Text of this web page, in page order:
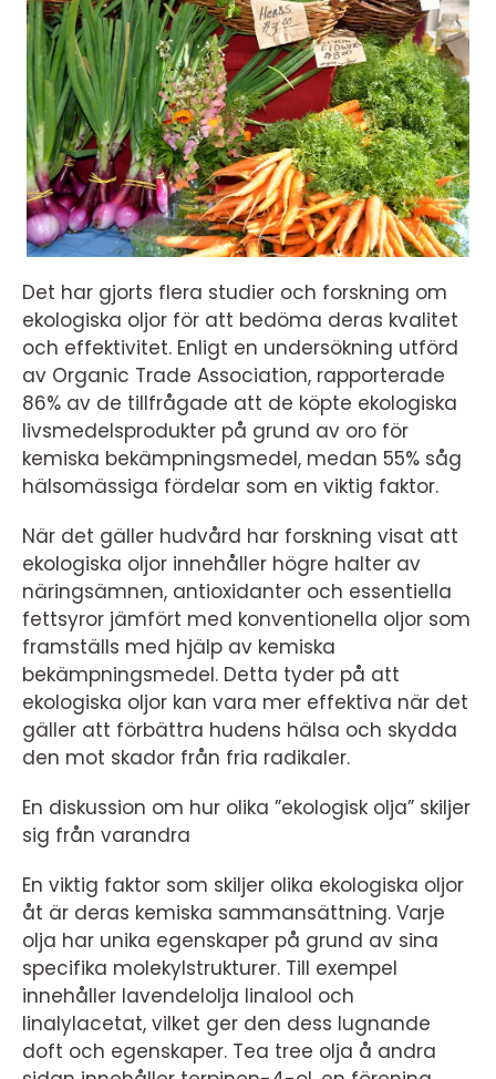
Det har gjorts flera studier och forskning om
ekologiska oljor för att bedöma deras kvalitet
och effektivitet. Enligt en undersökning utförd
av Organic Trade Association, rapporterade
86% av de tillfrågade att de köpte ekologiska
livsmedelsprodukter på grund av oro för
kemiska bekämpningsmedel, medan 55% såg
hälsomässiga fördelar som en viktig faktor.
När det gäller hudvård har forskning visat att
ekologiska oljor innehåller högre halter av
näringsämnen, antioxidanter och essentiella
fettsyror jämfört med konventionella oljor som
framställs med hjälp av kemiska
bekämpningsmedel. Detta tyder på att
ekologiska oljor kan vara mer effektiva när det
gäller att förbättra hudens hälsa och skydda
den mot skador från fria radikaler.
En diskussion om hur olika ”ekologisk olja” skiljer
sig från varandra
En viktig faktor som skiljer olika ekologiska oljor
åt är deras kemiska sammansättning. Varje
olja har unika egenskaper på grund av sina
specifika molekylstrukturer. Till exempel
innehåller lavendelolja linalool och
linalylacetat, vilket ger den dess lugnande
doft och egenskaper. Tea tree olja å andra